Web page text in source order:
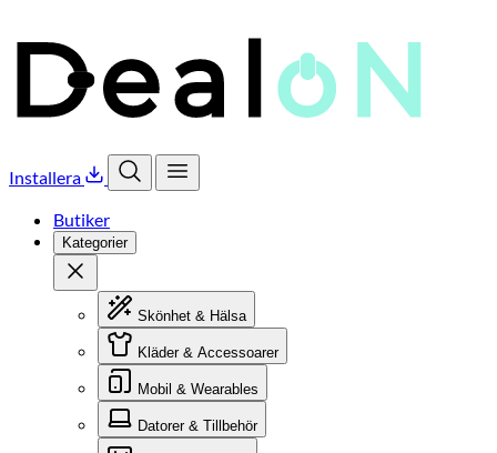
Installera
Öppna sökÖppna meny
Butiker
Kategorier
Stäng
Skönhet & Hälsa
Kläder & Accessoarer
Mobil & Wearables
Datorer & Tillbehör